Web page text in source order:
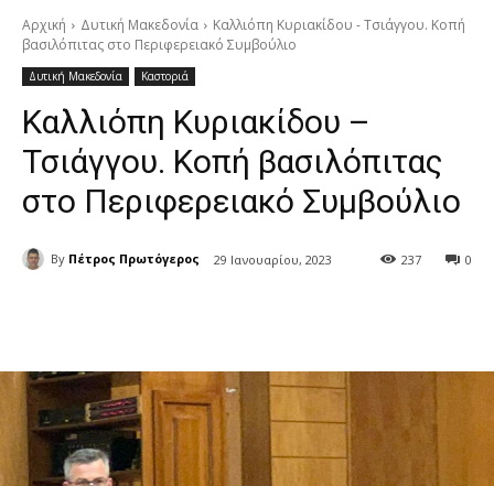
Αρχική Δυτική Μακεδονία
Καλλιόπη Κυριακίδου - Τσιάγγου. Κοπή
βασιλόπιτας στο Περιφερειακό Συμβούλιο
Δυτική Μακεδονία Καστοριά
Καλλιόπη Κυριακίδου –
Τσιάγγου. Κοπή βασιλόπιτας
στο Περιφερειακό Συμβούλιο
By Πέτρος Πρωτόγερος 29 Ιανουαρίου, 2023 0
237